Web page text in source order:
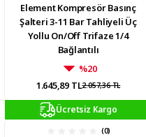
Element Kompresör Basınç
Şalteri 3-11 Bar Tahliyeli Üç
Yollu On/Off Trifaze 1/4
Bağlantılı
%20
1.645,89 TL2.057,36 TL
Ücretsiz Kargo
(0)